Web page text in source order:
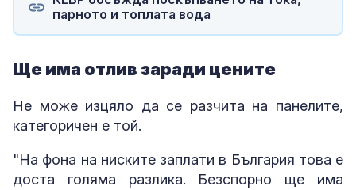
парното и топлата вода
Ще има отлив заради цените
Не може изцяло да се разчита на панелите,
категоричен е той.
"На фона на ниските заплати в България това е
доста голяма разлика. Безспорно ще има